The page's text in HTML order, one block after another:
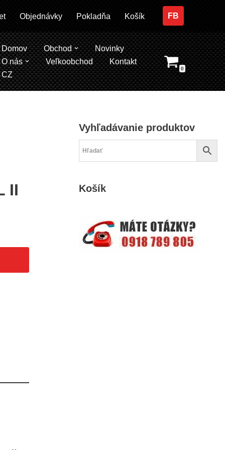
Objednávky Pokladňa Košík FB
Domov Obchod
Novinky
O nás
Veľkoobchod
Kontakt
CZ
0
II
Vyhľadávanie produktov
Košík